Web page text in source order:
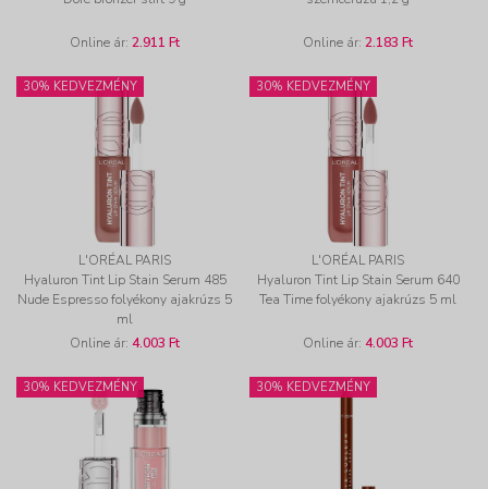
Online ár: 2.911 Ft Online ár: 2.183 Ft
30% KEDVEZMÉNY
L'ORÉAL PARIS
Hyaluron Tint Lip Stain Serum 485
Nude Espresso folyékony ajakrúzs 5
ml
Online ár: 4.003 Ft
30% KEDVEZMÉNY
L'ORÉAL PARIS
Hyaluron Tint Lip Stain Serum 640
Tea Time folyékony ajakrúzs 5 ml
Online ár: 4.003 Ft
30% KEDVEZMÉNY 30% KEDVEZMÉNY